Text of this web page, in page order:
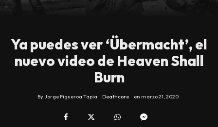
Ya puedes ver ‘Übermacht’, el
nuevo video de Heaven Shall
Burn
By Jorge Figueroa Tapia Deathcore en marzo 21, 2020